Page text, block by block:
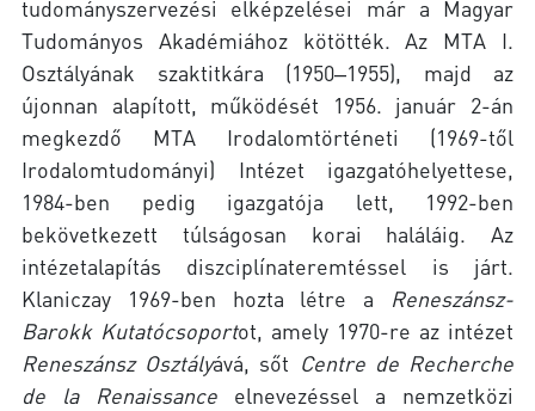
tudományszervezési elképzelései már a Magyar
Tudományos Akadémiához kötötték. Az MTA I.
Osztályának szaktitkára (1950‒1955), majd az
újonnan alapított, működését 1956. január 2-án
megkezdő MTA Irodalomtörténeti (1969-től
Irodalomtudományi) Intézet igazgatóhelyettese,
1984-ben pedig igazgatója lett, 1992-ben
bekövetkezett túlságosan korai haláláig. Az
intézetalapítás diszciplínateremtéssel is járt.
Klaniczay 1969-ben hozta létre a Reneszánsz-
Barokk Kutatócsoportot, amely 1970-re az intézet
Reneszánsz Osztályává, sőt Centre de Recherche
de la Renaissance elnevezéssel a nemzetközi